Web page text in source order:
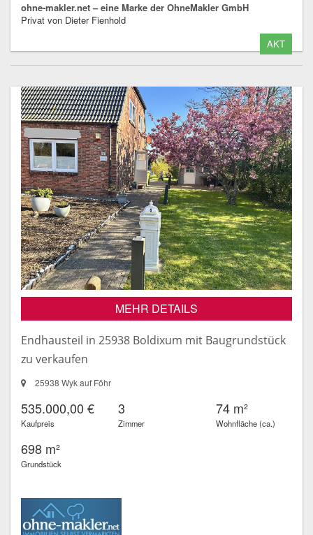
ohne-makler.net – eine Marke der OhneMakler GmbH
Privat von Dieter Fienhold
AKT
MEHR DETAILS
Endhausteil in 25938 Boldixum mit Baugrundstück
zu verkaufen
25938 Wyk auf Föhr
535.000,00 €
Kaufpreis
3
Zimmer
74 m²
Wohnfläche (ca.)
698 m²
Grundstück